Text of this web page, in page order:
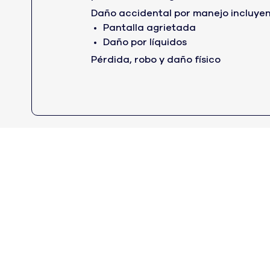
Daño accidental por manejo
Pantalla agrietada
Daño por líquidos
Pérdida, robo y daño físico